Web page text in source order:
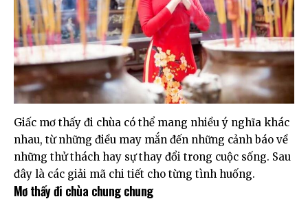
Giấc mơ thấy đi chùa có thể mang nhiều ý nghĩa khác
nhau, từ những điều may mắn đến những cảnh báo về
những thử thách hay sự thay đổi trong cuộc sống. Sau
đây là các giải mã chi tiết cho từng tình huống.
Mơ thấy đi chùa chung chung